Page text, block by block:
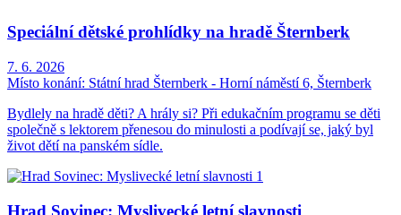
Speciální dětské prohlídky na hradě Šternberk
7. 6. 2026
Místo konání: Státní hrad Šternberk - Horní náměstí 6, Šternberk
Bydlely na hradě děti? A hrály si? Při edukačním programu se děti
společně s lektorem přenesou do minulosti a podívají se, jaký byl
život dětí na panském sídle.
Hrad Sovinec: Myslivecké letní slavnosti